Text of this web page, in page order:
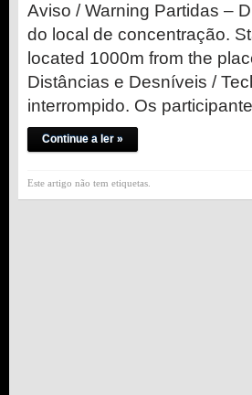
Aviso / Warning Partidas –
do local de concentração.
located 1000m from the
Distâncias e Desníveis /
interrompido. Os
Continue a ler »
Este artigo não tem etiquetas.